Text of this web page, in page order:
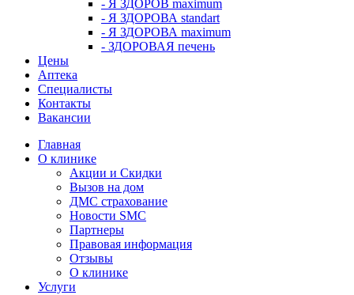
- Я ЗДОРОВ maximum
- Я ЗДОРОВА standart
- Я ЗДОРОВА maximum
- ЗДОРОВАЯ печень
Цены
Аптека
Cпециалисты
Контакты
Вакансии
Главная
О клинике
Акции и Скидки
Вызов на дом
ДМС страхование
Новости SMC
Партнеры
Правовая информация
Отзывы
О клинике
Услуги